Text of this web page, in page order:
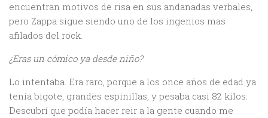
encuentran motivos de risa en sus andanadas verbales,
pero Zappa sigue siendo uno de los ingenios mas
afilados del rock.
¿Eras un cómico ya desde niño?
Lo intentaba. Era raro, porque a los once años de edad ya
tenía bigote, grandes espinillas, y pesaba casi 82 kilos.
Descubrí que podía hacer reir a la gente cuando me